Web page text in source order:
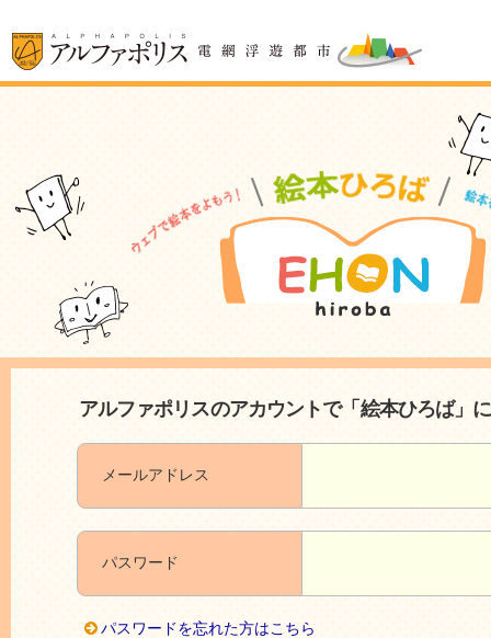
アルファポリスのアカウントで「絵本ひろば」
メールアドレス
パスワード
パスワードを忘れた方はこちら